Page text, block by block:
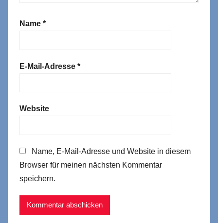
Name *
E-Mail-Adresse *
Website
Name, E-Mail-Adresse und Website in diesem
Browser für meinen nächsten Kommentar
speichern.